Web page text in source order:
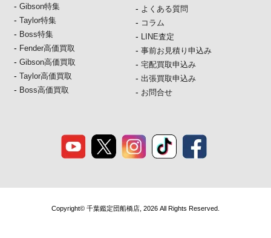
-Gibson特集
-Taylor特集
- Boss特集
- Fender高価買取
-Gibson高価買取
-Taylor高価買取
- Boss高価買取
- よくある質問
- コラム
- LINE査定
- 事前お見積り申込み
- 宅配買取申込み
- 出張買取申込み
- お問合せ
Copyright© 千葉鑑定団船橋店, 2026 All Rights Reserved.